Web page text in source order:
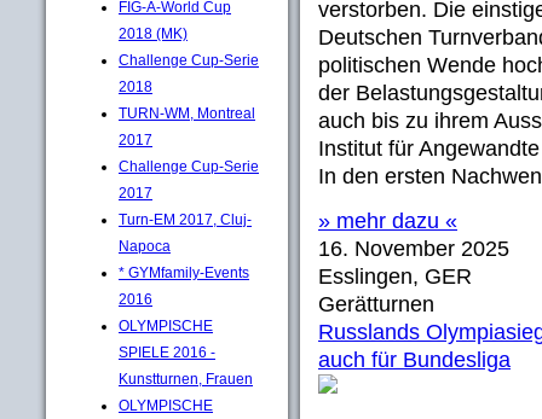
FIG-A-World Cup
2018 (MK)
Challenge Cup-Serie
2018
TURN-WM, Montreal
2017
Challenge Cup-Serie
2017
Turn-EM 2017, Cluj-
Napoca
* GYMfamily-Events
2016
OLYMPISCHE
SPIELE 2016 -
Kunstturnen, Frauen
OLYMPISCHE
verstorben. Die
Deutschen
politischen Wende
der
auch bis zu ihrem
Institut für
In den ersten
» mehr dazu «
16. November 2025
Esslingen, GER
Gerätturnen
Russlands
auch für Bundesliga